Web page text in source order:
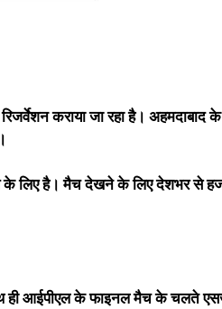
कराया जा रहा है। अहमदाबाद
के लिए है। मैच देखने के लिए देशभर से
ही आईपीएल के फाइनल मैच के चलते